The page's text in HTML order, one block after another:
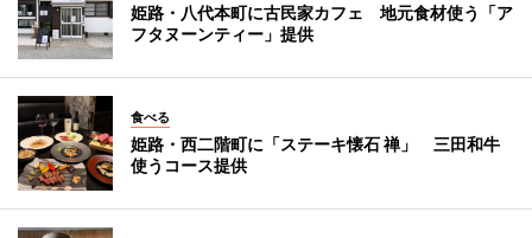
姫路・八代本町に古民家カフェ 地元食材使う「ア
フタヌーンティー」提供
食べる
姫路・西二階町に「ステーキ懐石 禅」 三田和牛
使うコース提供